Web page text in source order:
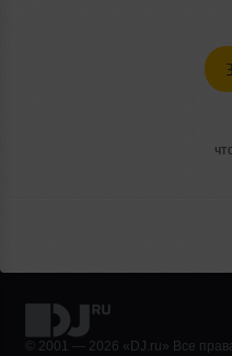
© 2001 — 2026 «DJ.ru» Все